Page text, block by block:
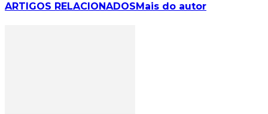
ARTIGOS RELACIONADOS Mais do autor